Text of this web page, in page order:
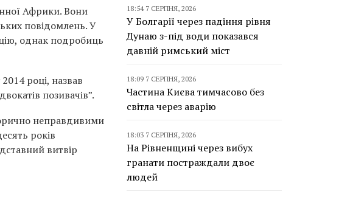
Африки. Вони
повідомлень. У
однак подробиць
році, назвав
позивачів”.
неправдивими
років
витвір
18:54 7 СЕРПНЯ, 2026
У Болгарії через падіння рівня
Дунаю з-під води показався
давній римський міст
18:09 7 СЕРПНЯ, 2026
Частина Києва тимчасово без
світла через аварію
18:03 7 СЕРПНЯ, 2026
На Рівненщині через вибух
гранати постраждали двоє
людей